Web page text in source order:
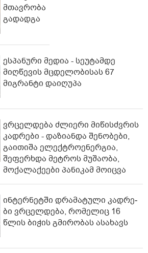
მთავრობა
გადადგა
ესპანური მედია - სეუტამდე
მიღწევის მცდელობისას 67
მიგრანტი დაიღუპა
ვრცელდება ძლიერი მიწისძვრის
კადრები - დაზიანდა შენობები,
გაითიშა ელექტროენერგია,
შეფერხდა მეტროს მუშაობა,
მოქალაქეები პანიკამ მოიცვა
ინ­ტერ­ნეტ­ში დრა­მა­ტუ­ლი კად­რე­
ბი ვრცელდება, რომელიც 16
წლის ბიჭის გმირობას ასახავს